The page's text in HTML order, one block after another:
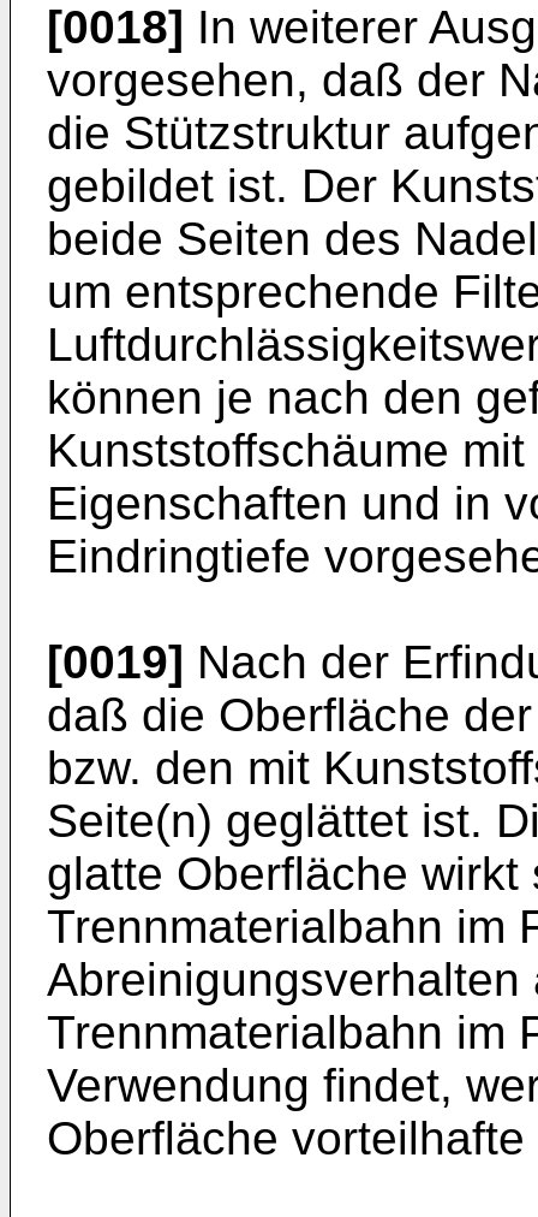
[0018] In weiterer
vorgesehen, daß der
die Stützstruktur
gebildet ist. Der
beide Seiten des
um entsprechende
können je nach den
Kunststoffschäume
Eigenschaften und in
Eindringtiefe
[0019] Nach der
daß die Oberfläche
bzw. den mit
Seite(n) geglättet ist.
glatte Oberfläche
Trennmaterialbahn im
Trennmaterialbahn im
Verwendung findet,
Oberfläche